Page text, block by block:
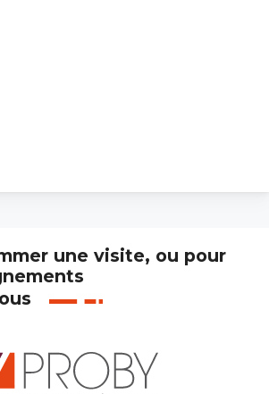
une visite, ou pour